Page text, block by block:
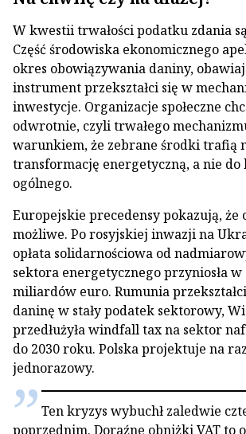
W kwestii trwałości podatku zdania
Część środowiska ekonomicznego
okres obowiązywania daniny,
instrument przekształci się w
inwestycje. Organizacje społeczne
odwrotnie, czyli trwałego
warunkiem, że zebrane środki trafią
transformację energetyczną, a nie do
ogólnego.
Europejskie precedensy pokazują, że
możliwe. Po rosyjskiej inwazji na
opłata solidarnościowa od
sektora energetycznego przyniosła
miliardów euro. Rumunia
daninę w stały podatek sektorowy,
przedłużyła windfall tax na sektor
do 2030 roku. Polska projektuje na
jednorazowy.
Ten kryzys wybuchł zaledwie
poprzednim. Doraźne obniżki VAT to